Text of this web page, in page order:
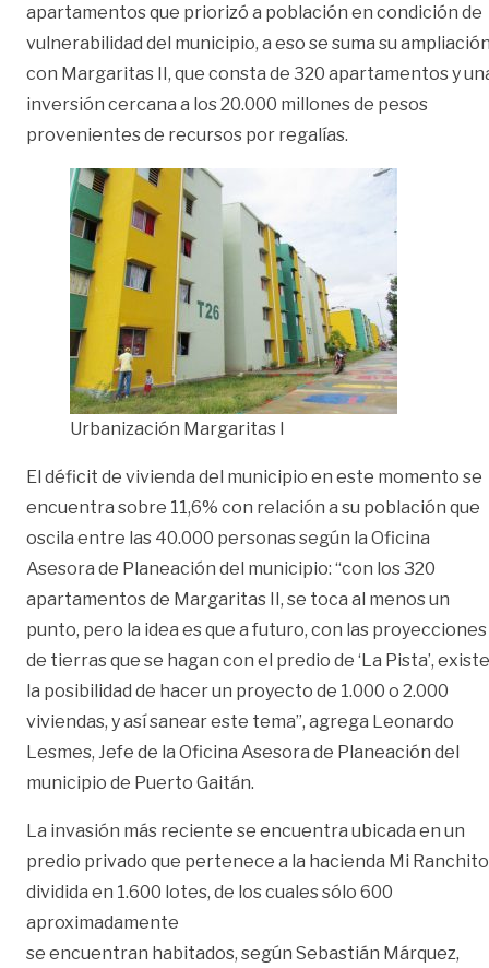
apartamentos que priorizó a población en condición de
vulnerabilidad del municipio, a eso se suma su
con Margaritas II, que consta de 320 apartamentos y
inversión cercana a los 20.000 millones de pesos
provenientes de recursos por regalías.
Urbanización Margaritas I
El déficit de vivienda del municipio en este momento se
encuentra sobre 11,6% con relación a su población que
oscila entre las 40.000 personas según la Oficina
Asesora de Planeación del municipio: “con los 320
apartamentos de Margaritas II, se toca al menos un
punto, pero la idea es que a futuro, con las proyecciones
de tierras que se hagan con el predio de ‘La Pista’, existe
la posibilidad de hacer un proyecto de 1.000 o 2.000
viviendas, y así sanear este tema”, agrega Leonardo
Lesmes, Jefe de la Oficina Asesora de Planeación del
municipio de Puerto Gaitán.
La invasión más reciente se encuentra ubicada en un
predio privado que pertenece a la hacienda Mi
dividida en 1.600 lotes, de los cuales sólo 600
aproximadamente
se encuentran habitados, según Sebastián Márquez,